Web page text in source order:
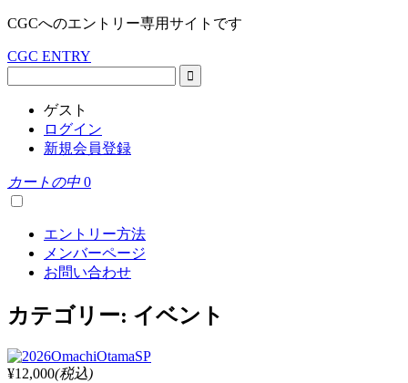
CGCへのエントリー専用サイトです
CGC ENTRY
ゲスト
ログイン
新規会員登録
カートの中 0
エントリー方法
メンバーページ
お問い合わせ
カテゴリー: イベント
¥12,000(税込)